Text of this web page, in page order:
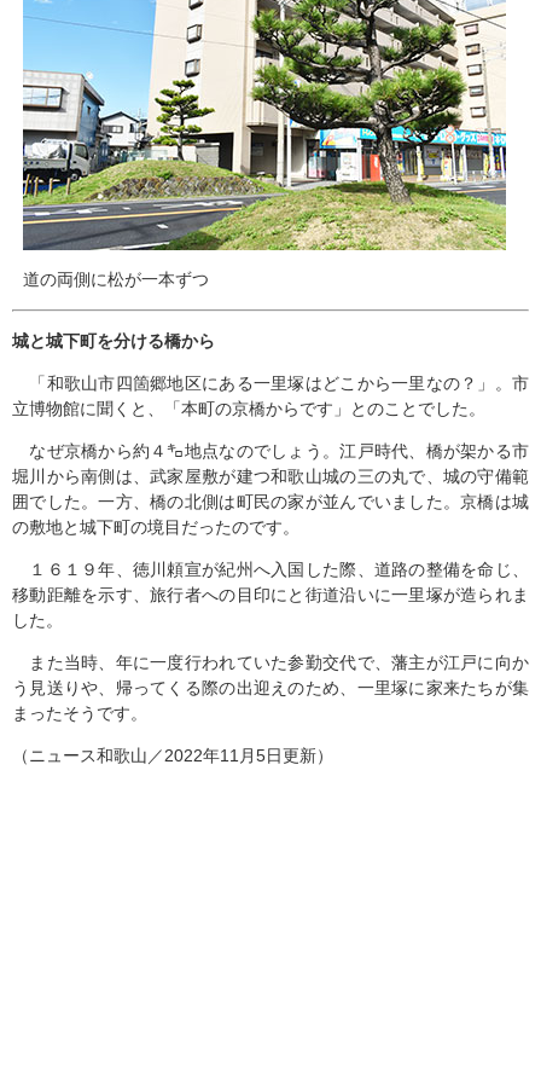
道の両側に松が一本ずつ
城と城下町を分ける橋から
「和歌山市四箇郷地区にある一里塚はどこから一里なの？」。市
立博物館に聞くと、「本町の京橋からです」とのことでした。
なぜ京橋から約４㌔地点なのでしょう。江戸時代、橋が架かる市
堀川から南側は、武家屋敷が建つ和歌山城の三の丸で、城の守備範
囲でした。一方、橋の北側は町民の家が並んでいました。京橋は城
の敷地と城下町の境目だったのです。
１６１９年、徳川頼宣が紀州へ入国した際、道路の整備を命じ、
移動距離を示す、旅行者への目印にと街道沿いに一里塚が造られま
した。
また当時、年に一度行われていた参勤交代で、藩主が江戸に向か
う見送りや、帰ってくる際の出迎えのため、一里塚に家来たちが集
まったそうです。
（ニュース和歌山／2022年11月5日更新）